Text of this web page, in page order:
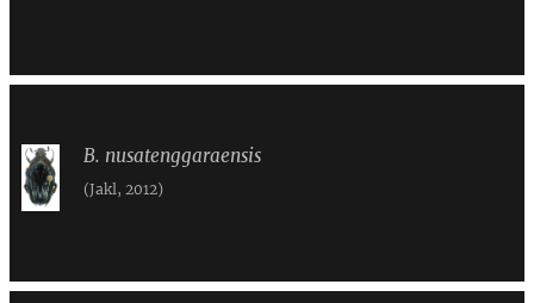
B. nusatenggaraensis
(Jakl, 2012)